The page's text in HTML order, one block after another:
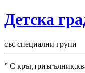
Детска
със специални групи
” С